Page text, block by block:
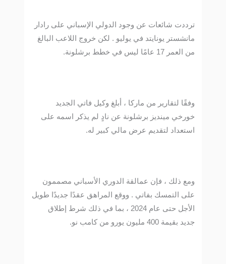
ترددت شائعات عن وجود الدولي الإسباني على رادار
مانشستر يونايتد في يوليو . لكن خروج اللاعب البالغ
من العمر 17 عامًا ليس في خطط برشلونة.
وفقًا لتقارير من ماركا ، أبلغ وكيل فاتي الجديد
خورخي مينديز برشلونة عن نادٍ لم يذكر اسمه على
استعداد لتقديم عرض مالي كبير له.
ومع ذلك ، فإن عمالقة الدوري الأسباني مصممون
على التمسك بفاتي . ووقع المراهق عقدًا جديدًا طويل
الأجل حتى عام 2024 ، بما في ذلك شرط إطلاق
جديد بقيمة 400 مليون يورو من كامب نو.